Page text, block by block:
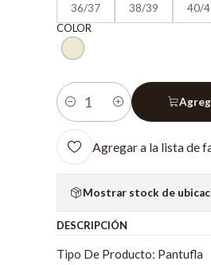
36/37
38/39
40/
COLOR
Cantidad
Agregar a la lista de
Mostrar stock de
DESCRIPCIÓN
Tipo De Producto: Pantufla